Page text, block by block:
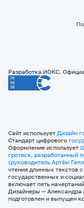
Разработка ИОКС.
Сайт использует Дизайн
Стандарт цифрового
Оформление использует
гротеск, разработанный
(руководитель Артём
чтения длинных текстов
государственных и
включает пять
Дизайнеры —
подготовлен и выпущен